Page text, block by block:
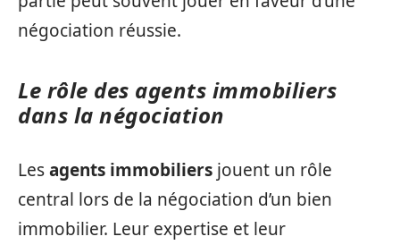
négociation réussie.
Le rôle des agents immobiliers
dans la négociation
Lesagents immobiliers jouent un rôle
central lors de la négociation d’un bien
immobilier. Leur expertise et leur